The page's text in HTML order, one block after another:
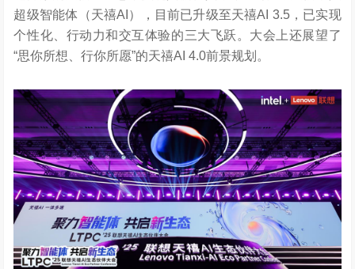
超级智能体（天禧AI），目前已升级至天禧AI 3.5，已实现
个性化、行动力和交互体验的三大飞跃。大会上还展望了
“思你所想、行你所愿”的天禧AI 4.0前景规划。